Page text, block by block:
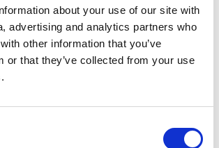
about your use of our site with
advertising and analytics partners who
other information that you’ve
or that they’ve collected from your use
prawne